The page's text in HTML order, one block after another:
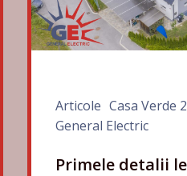
Articole Casa Verde
General Electric
Primele detalii